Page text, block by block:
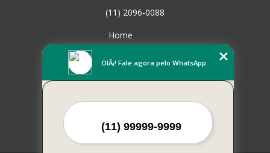
(11) 2096-0088
Home
Missão
Mapa do site
OlÃ¡! Fale agora pelo WhatsApp.